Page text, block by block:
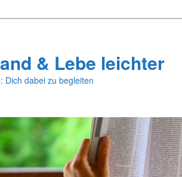
& Lebe leichter
Dich dabei zu begleiten